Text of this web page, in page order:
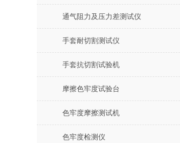
通气阻力及压力差测试仪
手套耐切割测试仪
手套抗切割试验机
摩擦色牢度试验台
色牢度摩擦测试机
色牢度检测仪